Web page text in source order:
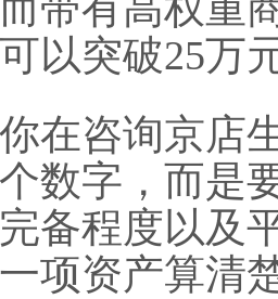
以突破25万
在咨询京店
数字，而是
备程度以及
项资产算清